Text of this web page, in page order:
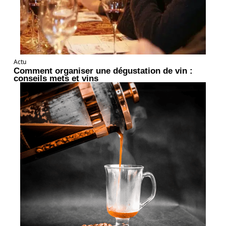
Actu
Comment organiser une dégustation de vin :
conseils mets et vins